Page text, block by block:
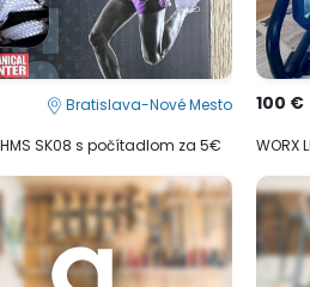
Bratislava-Nové Mesto
SK08 s počítadlom za 5€
100 €
WORX